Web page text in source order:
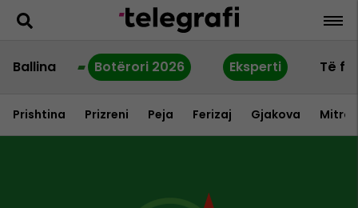
Ballina Botërori 2026 Eksperti Të
Prishtina Prizreni Peja Ferizaj Gjakova